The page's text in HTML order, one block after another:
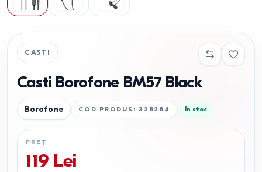
CASTI
Casti Borofone BM57 Black
Borofone COD PRODUS :328284 În stoc
PREȚ
119 Lei